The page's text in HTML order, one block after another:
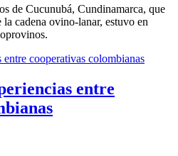
de Cucunubá, Cundinamarca, que
cadena ovino-lanar, estuvo en
entre